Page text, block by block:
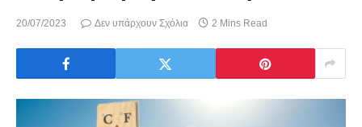
20/07/2023 Δεν υπάρχουν Σχόλια 2 Mins Read